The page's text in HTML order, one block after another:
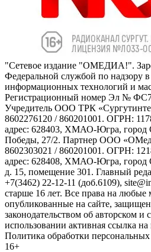
"Сетевое издание "ОМЕДИА!".
Федеральной службой по надзору в
информационных технологий и
Регистрационный номер Эл №
Учредитель ООО ТРК
8602276120 / 860201001. ОГРН:
адрес: 628403, ХМАО-Югра, город
Победы, 27/2. Партнер ООО
8602303021 / 860201001. ОГРН:
адрес: 628408, ХМАО-Югра, город
д. 15, помещение 301. Главный
+7(3462) 22-12-11 (доб.6109),
старше 16 лет. Все права на любые
опубликованные на сайте,
законодательством об авторском
использовании активная ссылка на
Политика обработки
16+